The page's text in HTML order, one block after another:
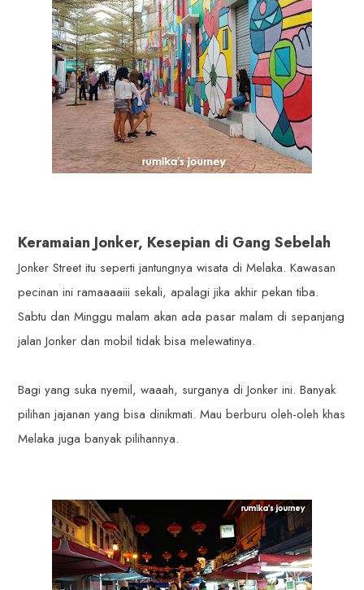
Keramaian Jonker, Kesepian di Gang Sebelah
Jonker Street itu seperti jantungnya wisata di Melaka. Kawasan
pecinan ini ramaaaaiii sekali, apalagi jika akhir pekan tiba.
Sabtu dan Minggu malam akan ada pasar malam di sepanjang
jalan Jonker dan mobil tidak bisa melewatinya.
Bagi yang suka nyemil, waaah, surganya di Jonker ini. Banyak
pilihan jajanan yang bisa dinikmati. Mau berburu oleh-oleh khas
Melaka juga banyak pilihannya.